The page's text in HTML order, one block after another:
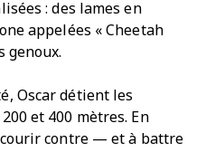
: des lames en
appelées « Cheetah
genoux.
Oscar détient les
et 400 mètres. En
contre — et à battre